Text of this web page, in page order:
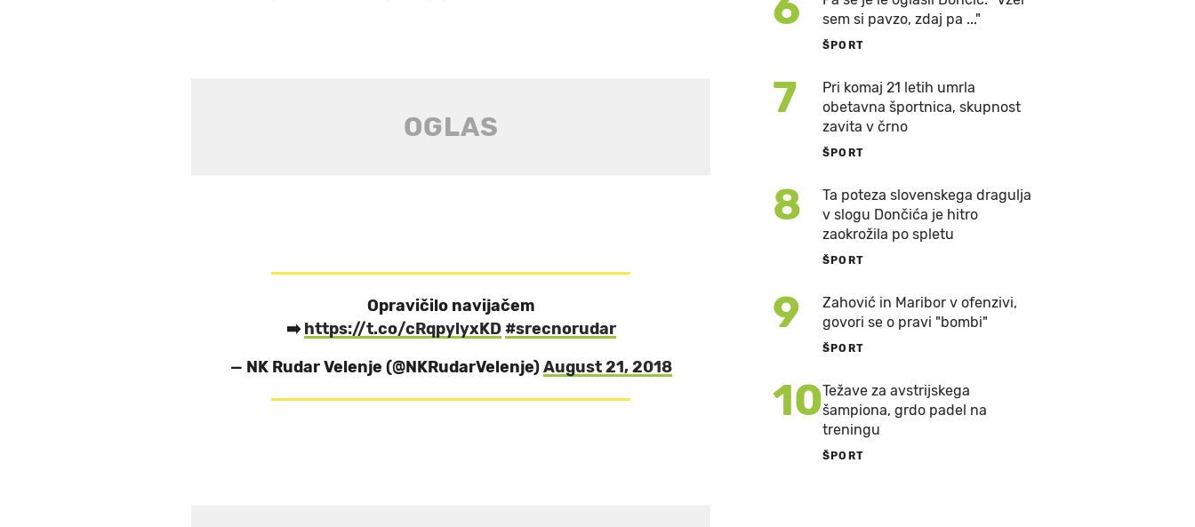
Opravičilo navijačem
➡️https://t.co/cRqpylyxKD #srecnorudar
— NK Rudar Velenje (@NKRudarVelenje)August 21, 2018
sem si pavzo, zdaj pa ..."
ŠPORT
7
Pri komaj 21 letih umrla
obetavna športnica, skupnost
zavita v črno
ŠPORT
8
Ta poteza slovenskega dragulja
v slogu Dončića je hitro
zaokrožila po spletu
ŠPORT
9
Zahović in Maribor v ofenzivi,
govori se o pravi "bombi"
ŠPORT
10Težave za avstrijskega
šampiona, grdo padel na
treningu
ŠPORT